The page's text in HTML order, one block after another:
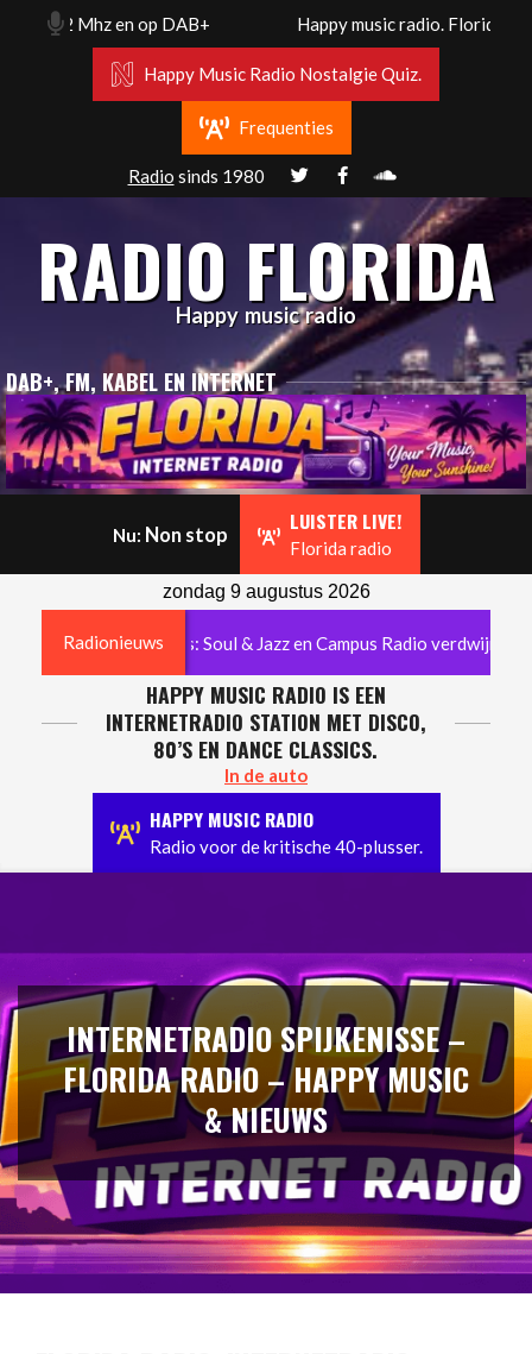
Mhz en op DAB+ Happy music radio. Florida radio
Happy Music Radio Nostalgie Quiz.
Frequenties
Radio sinds 1980
RADIO FLORIDA
Happy music radio
DAB+, FM, KABEL EN INTERNET
Nu: Non stop LUISTER LIVE!
Florida radio
zondag 9 augustus 2026
RadionieuwsSoul & Jazz en Campus Radio verdwijnen
HAPPY MUSIC RADIO IS EEN
INTERNETRADIO STATION MET DISCO,
80’S EN DANCE CLASSICS.
In de auto
HAPPY MUSIC RADIO
Radio voor de kritische 40-plusser.
INTERNETRADIO SPIJKENISSE –
FLORIDA RADIO – HAPPY MUSIC
& NIEUWS